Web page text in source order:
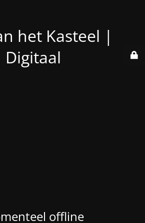
het Kasteel |
Digitaal
offline